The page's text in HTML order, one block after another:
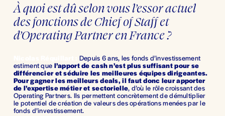
À quoi est dû selon vous l’essor actuel
des fonctions de Chief of Staff et
d’Operating Partner en France ?
Depuis 6 ans, les fonds d’investissement
estiment que l’apport de cash n’est plus suffisant pour se
différencier et séduire les meilleures équipes dirigeantes.
Pour gagner les meilleurs deals, il faut donc leur apporter
de l’expertise métier et sectorielle, d’où le rôle croissant des
Operating Partners. Ils permettent concrètement de démultiplier
le potentiel de création de valeurs des opérations menées par le
fonds d’investissement.